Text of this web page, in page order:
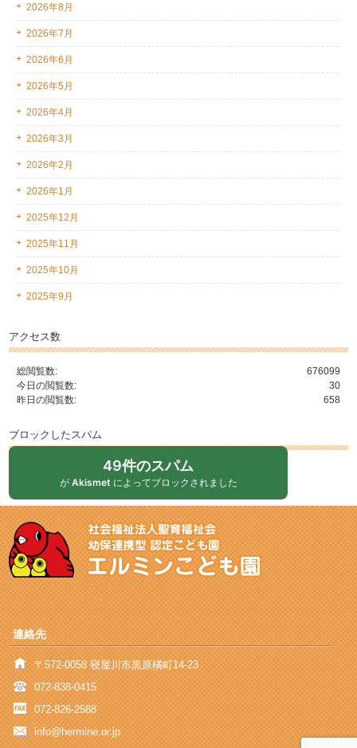
2026年8月
2026年7月
2026年6月
2026年5月
2026年4月
2026年3月
2026年2月
2026年1月
2025年12月
2025年11月
2025年10月
2025年9月
アクセス数
676099
総閲覧数:
30
今日の閲覧数:
658
昨日の閲覧数:
ブロックしたスパム
49件のスパム
が Akismet によってブロックされました
連絡先
〒572-0058 寝屋川市黒原橘町14-23
072-838-0415
072-826-2588
info@hermine.or.jp